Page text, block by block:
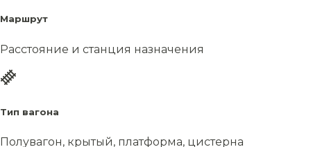
Маршрут
Расстояние и станция назначения
Тип вагона
Полувагон, крытый, платформа, цистерна